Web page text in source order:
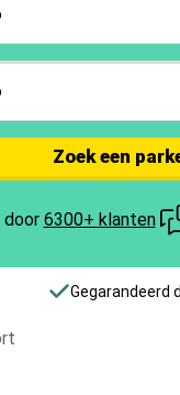
Zoek een
door 6300+ klanten
Gegarandeerd